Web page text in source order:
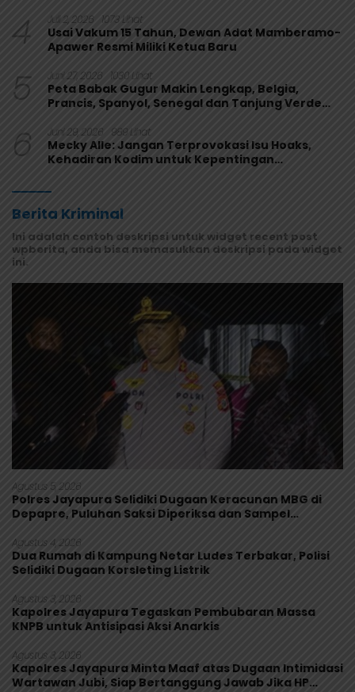
4 Juli 2, 2026 1073 Lihat
Usai Vakum 15 Tahun, Dewan Adat Mamberamo-
Apawer Resmi Miliki Ketua Baru
5 Juni 27, 2026 1030 Lihat
Peta Babak Gugur Makin Lengkap, Belgia,
Prancis, Spanyol, Senegal dan Tanjung Verde
6 Juni 29, 2026 989 Lihat
Mecky Alle: Jangan Terprovokasi Isu Hoaks,
Kehadiran Kodim untuk Kepentingan
Berita Kriminal
Ini adalah contoh deskripsi untuk widget recent post
wpberita, anda bisa memasukkan deskripsi pada widget
ini.
Agustus 5, 2026
Polres Jayapura Selidiki Dugaan Keracunan MBG di
Depapre, Puluhan Saksi Diperiksa dan Sampel
Agustus 4, 2026
Dua Rumah di Kampung Netar Ludes Terbakar, Polisi
Selidiki Dugaan Korsleting Listrik
Agustus 3, 2026
Kapolres Jayapura Tegaskan Pembubaran Massa
KNPB untuk Antisipasi Aksi Anarkis
Agustus 3, 2026
Kapolres Jayapura Minta Maaf atas Dugaan Intimidasi
Wartawan Jubi, Siap Bertanggung Jawab Jika HP